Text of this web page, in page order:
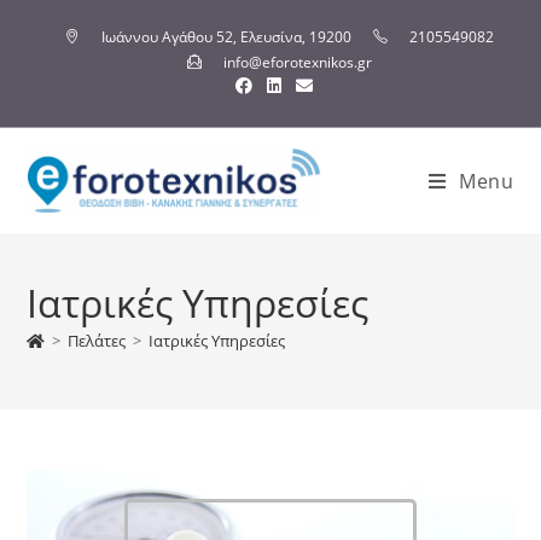
Ιωάννου Αγάθου 52, Ελευσίνα, 19200
2105549082
info@eforotexnikos.gr
Menu
Ιατρικές Υπηρεσίες
> Πελάτες > Ιατρικές Υπηρεσίες